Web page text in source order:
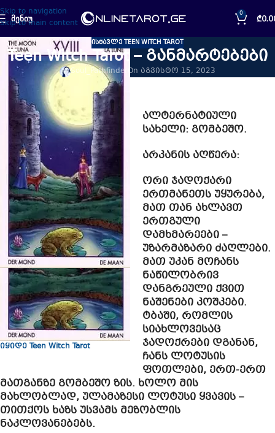
Skip to navigation
Skip to main content
ᲛᲔᲜᲘᲣ 0 ₾
ᲘᲡᲬᲐᲕᲚᲔ TEEN WITCH TAROT
Teen Witch Tarot – განმარტებები
Soul_Pathfinder On აგვისტო 15, 2023
მთვარე
იყიდე Teen Witch Tarot
ალტერნატიული
სახელი: გომბეშო.
არკანის აღწერა:
ორი ჯადოქარი
ერთმანეთს უყურება,
მათ თან ახლავთ
ერთგული
დამხმარეები –
უზარმაზარი ძაღლები.
მათ უკან მოჩანს
ნაწილობრივ
დანგრეული ქვით
ნაშენები კოშკები.
ტბაში, რომლის
სიახლოვესაც
ჯადოქრები დგანან,
ჩანს ლოტუსის
ფოთლები, ერთ-ერთ
მათგანზე გომბეშო ზის. ხოლო მის
მახლობლად, ულამაზესი ლოტუსი ყვავის –
თითქოს ხაზს უსვამს მეზობლის
ნაკლოვანებებს.